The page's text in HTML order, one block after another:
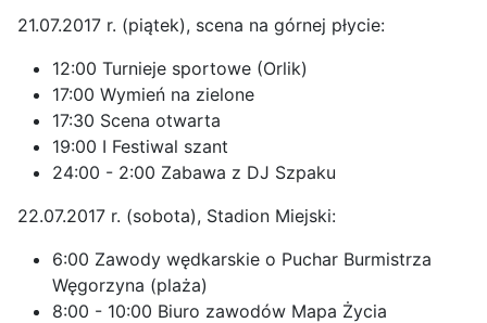
21.07.2017 r. (piątek), scena na górnej płycie:
12:00 Turnieje sportowe (Orlik)
17:00 Wymień na zielone
17:30 Scena otwarta
19:00 I Festiwal szant
24:00 - 2:00 Zabawa z DJ Szpaku
22.07.2017 r. (sobota), Stadion Miejski:
6:00 Zawody wędkarskie o Puchar Burmistrza
Węgorzyna (plaża)
8:00 - 10:00 Biuro zawodów Mapa Życia